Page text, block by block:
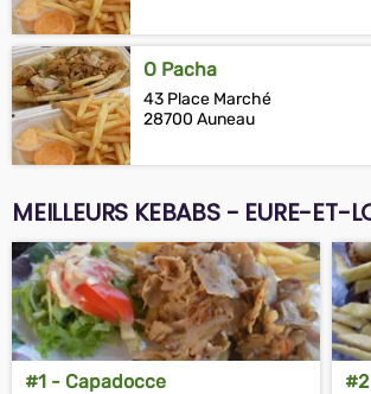
O Pacha
43 Place Marché
28700 Auneau
MEILLEURS KEBABS - EURE-ET-
#1 - Capadocce #2